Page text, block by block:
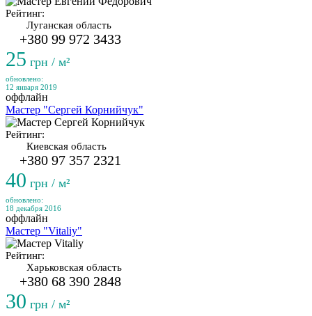
Рейтинг:
Луганская область
+380 99 972 3433
25 грн / м²
обновлено:
12 января 2019
оффлайн
Мастер "Сергей Корнийчук"
Рейтинг:
Киевская область
+380 97 357 2321
40 грн / м²
обновлено:
18 декабря 2016
оффлайн
Мастер "Vitaliy"
Рейтинг:
Харьковская область
+380 68 390 2848
30 грн / м²